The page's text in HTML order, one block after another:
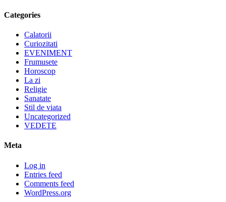
Categories
Calatorii
Curiozitati
EVENIMENT
Frumusete
Horoscop
La zi
Religie
Sanatate
Stil de viata
Uncategorized
VEDETE
Meta
Log in
Entries feed
Comments feed
WordPress.org